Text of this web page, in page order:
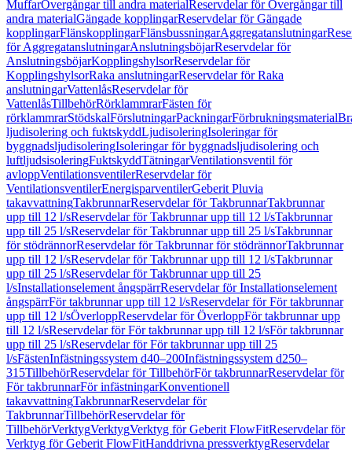
MuffarÖvergångar till andra materialReservdelar för Övergångar till
andra materialGängade kopplingarReservdelar för Gängade
kopplingarFlänskopplingarFlänsbussningarAggregatanslutningar
för AggregatanslutningarAnslutningsböjarReservdelar för
AnslutningsböjarKopplingshylsorReservdelar för
KopplingshylsorRaka anslutningarReservdelar för Raka
anslutningarVattenlåsReservdelar för
VattenlåsTillbehörRörklammrarFästen för
rörklammrarStödskalFörslutningarPackningarFörbrukningsmaterial
ljudisolering och fuktskyddLjudisoleringIsoleringar för
byggnadsljudisoleringIsoleringar för byggnadsljudisolering och
luftljudsisoleringFuktskyddTätningarVentilationsventil för
avloppVentilationsventilerReservdelar för
VentilationsventilerEnergisparventilerGeberit Pluvia
takavvattningTakbrunnarReservdelar för TakbrunnarTakbrunnar
upp till 12 l/sReservdelar för Takbrunnar upp till 12 l/sTakbrunnar
upp till 25 l/sReservdelar för Takbrunnar upp till 25 l/sTakbrunnar
för stödrännorReservdelar för Takbrunnar för stödrännorTakbrunnar
upp till 12 l/sReservdelar för Takbrunnar upp till 12 l/sTakbrunnar
upp till 25 l/sReservdelar för Takbrunnar upp till 25
l/sInstallationselement ångspärrReservdelar för Installationselement
ångspärrFör takbrunnar upp till 12 l/sReservdelar för För takbrunnar
upp till 12 l/sÖverloppReservdelar för ÖverloppFör takbrunnar upp
till 12 l/sReservdelar för För takbrunnar upp till 12 l/sFör takbrunnar
upp till 25 l/sReservdelar för För takbrunnar upp till 25
l/sFästenInfästningssystem d40–200Infästningssystem d250–
315TillbehörReservdelar för TillbehörFör takbrunnarReservdelar för
För takbrunnarFör infästningarKonventionell
takavvattningTakbrunnarReservdelar för
TakbrunnarTillbehörReservdelar för
TillbehörVerktygVerktygVerktyg för Geberit FlowFitReservdelar för
Verktyg för Geberit FlowFitHanddrivna pressverktygReservdelar